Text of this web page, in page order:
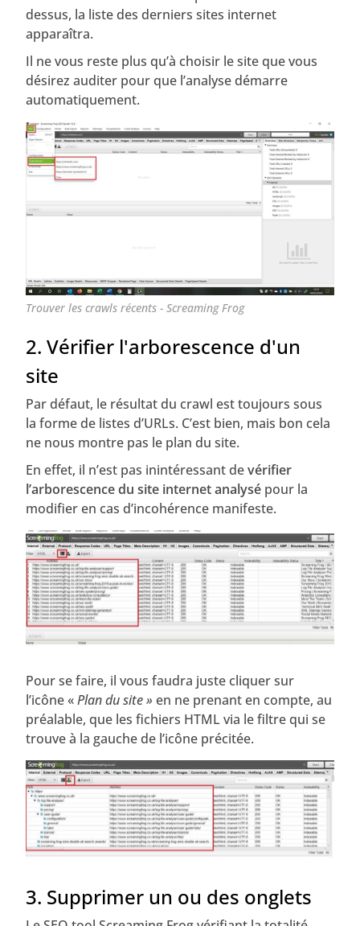
dessus, la liste des derniers sites internet
apparaîtra.
Il ne vous reste plus qu’à choisir le site que vous
désirez auditer pour que l’analyse démarre
automatiquement.
Trouver les crawls récents - Screaming Frog
2. Vérifier l'arborescence d'un
site
Par défaut, le résultat du crawl est toujours sous
la forme de listes d’URLs. C’est bien, mais bon cela
ne nous montre pas le plan du site.
En effet, il n’est pas inintéressant devérifier
l’arborescence du site internet analysé pour la
modifier en cas d’incohérence manifeste.
Pour se faire, il vous faudra juste cliquer sur
l’icône «Plan du site » en ne prenant en compte, au
préalable, que les fichiers HTML via le filtre qui se
trouve à la gauche de l’icône précitée.
3. Supprimer un ou des onglets